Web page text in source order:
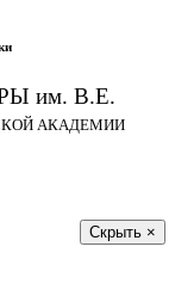
им. В.Е.
АКАДЕМИИ
Скрыть ×